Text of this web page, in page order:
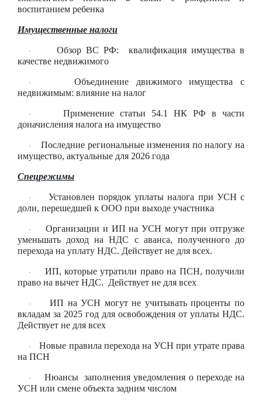
воспитанием ребенка
Имущественные налоги
·
Обзор ВС РФ: квалификация имущества в
качестве недвижимого
·
Объединение движимого имущества с
недвижимым: влияние на налог
·
Применение статьи 54.1 НК РФ в части
доначисления налога на имущество
·
Последние региональные изменения по налогу на
имущество, актуальные для 2026 года
Спецрежимы
·
Установлен порядок уплаты налога при УСН с
доли, перешедшей к ООО при выходе участника
·
Организации и ИП на УСН могут при отгрузке
уменьшать доход на НДС с аванса, полученного до
перехода на уплату НДС. Действует не для всех.
·
ИП, которые утратили право на ПСН, получили
право на вычет НДС. Действует не для всех
·
ИП на УСН могут не учитывать проценты по
вкладам за 2025 год для освобождения от уплаты НДС.
Действует не для всех
·
Новые правила перехода на УСН при утрате права
на ПСН
·
Нюансы заполнения уведомления о переходе на
УСН или смене объекта задним числом